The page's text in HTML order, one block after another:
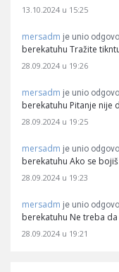
13.10.2024 u 15:25
mersadm je unio
berekatuhu Tražite
28.09.2024 u 19:26
mersadm je unio
berekatuhu Pitanje nije
28.09.2024 u 19:25
mersadm je unio
berekatuhu Ako se
28.09.2024 u 19:23
mersadm je unio
berekatuhu Ne treba
28.09.2024 u 19:21